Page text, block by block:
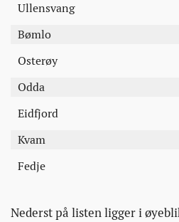
Ullensvang
Bømlo
Osterøy
Odda
Eidfjord
Kvam
Fedje
Nederst på listen ligger i